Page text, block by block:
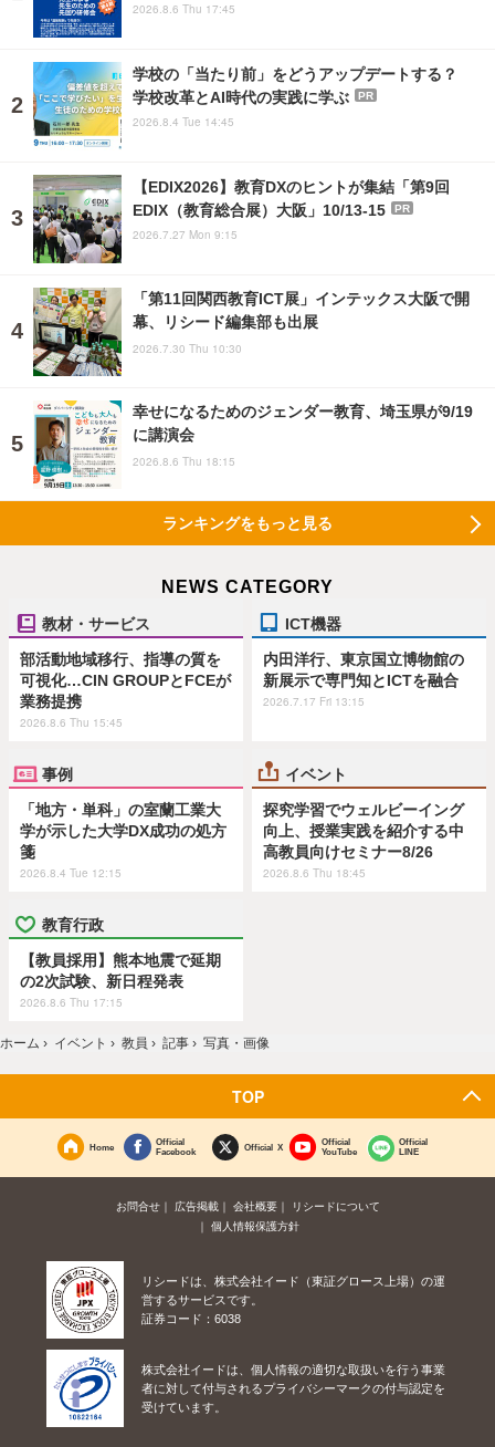
2026.8.6 Thu 17:45
学校の「当たり前」をどうアップデートする？
学校改革とAI時代の実践に学ぶ
PR
2026.8.4 Tue 14:45
【EDIX2026】教育DXのヒントが集結「第9回
EDIX（教育総合展）大阪」10/13-15
PR
2026.7.27 Mon 9:15
「第11回関西教育ICT展」インテックス大阪で開
幕、リシード編集部も出展
2026.7.30 Thu 10:30
幸せになるためのジェンダー教育、埼玉県が9/19
に講演会
2026.8.6 Thu 18:15
ランキングをもっと見る
NEWS CATEGORY
教材・サービス
部活動地域移行、指導の質を
可視化…CIN GROUPとFCEが
業務提携
2026.8.6 Thu 15:45
ICT機器
内田洋行、東京国立博物館の
新展示で専門知とICTを融合
2026.7.17 Fri 13:15
事例
「地方・単科」の室蘭工業大
学が示した大学DX成功の処方
箋
2026.8.4 Tue 12:15
イベント
探究学習でウェルビーイング
向上、授業実践を紹介する中
高教員向けセミナー8/26
2026.8.6 Thu 18:45
教育行政
【教員採用】熊本地震で延期
の2次試験、新日程発表
2026.8.6 Thu 17:15
ホーム › イベント › 教員 › 記事 › 写真・画像
TOP
Home
Official
Facebook
Official X
Official
YouTube
Official
LINE
お問合せ 広告掲載 会社概要
リシードについて
個人情報保護方針
リシードは、株式会社イード（東証グロース上場）の運
営するサービスです。
証券コード：6038
株式会社イードは、個人情報の適切な取扱いを行う事業
者に対して付与されるプライバシーマークの付与認定を
受けています。